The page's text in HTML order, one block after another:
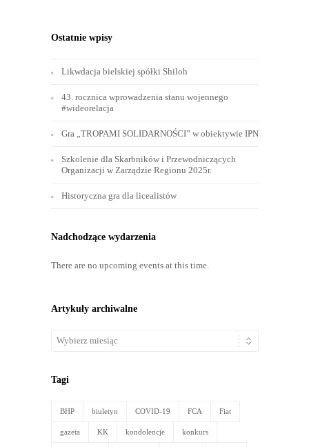
Ostatnie wpisy
Likwdacja bielskiej spółki Shiloh
43. rocznica wprowadzenia stanu wojennego
#wideorelacja
Gra „TROPAMI SOLIDARNOŚCI” w obiektywie IPN
Szkolenie dla Skarbników i Przewodniczących
Organizacji w Zarządzie Regionu 2025r.
Historyczna gra dla licealistów
Nadchodzące wydarzenia
There are no upcoming events at this time.
Artykuły archiwalne
Artykuły
Tagi
BHP biuletyn COVID-19 FCA Fiat
gazeta KK kondolencje konkurs